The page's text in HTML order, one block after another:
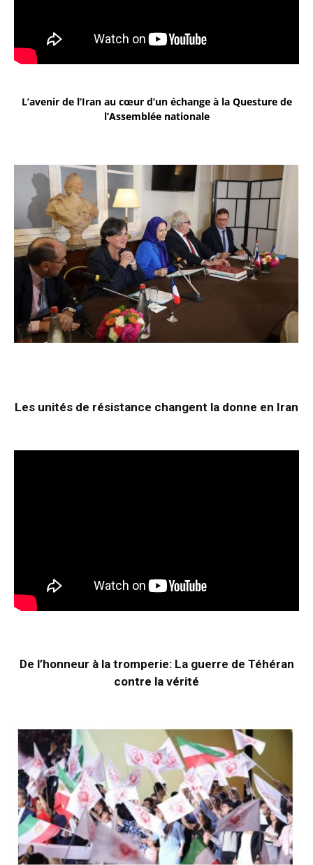
L’avenir de l’Iran au cœur d’un échange à la Questure de
l’Assemblée nationale
Les unités de résistance changent la donne en Iran
De l’honneur à la tromperie: La guerre de Téhéran
contre la vérité